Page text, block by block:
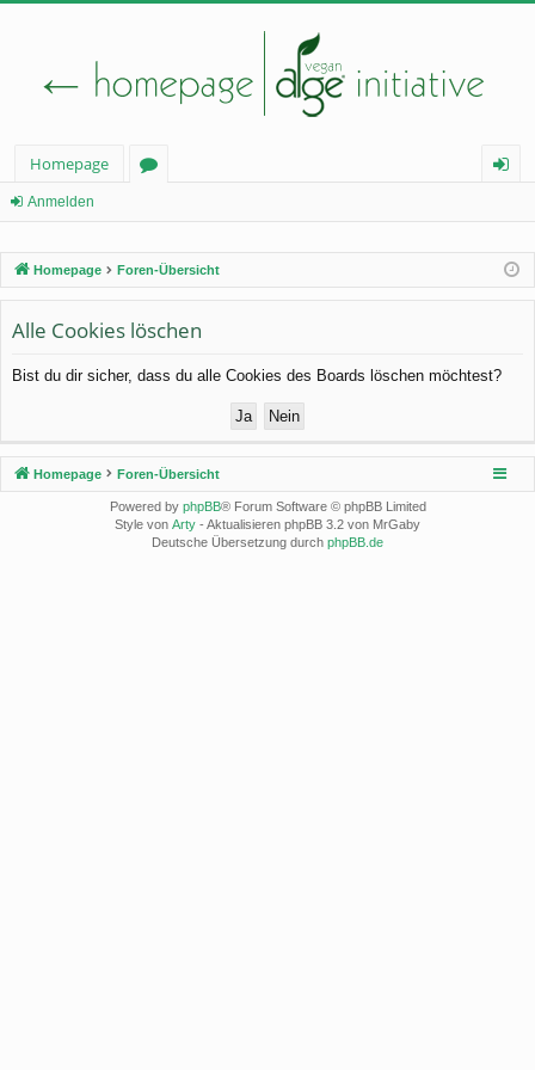
Homepage
el
Anmelden
Homepage Foren-Übersicht
Alle Cookies löschen
Bist du dir sicher, dass du alle Cookies des Boards löschen möchtest?
Homepage Foren-Übersicht
Powered by phpBB® Forum Software © phpBB Limited
Style von Arty - Aktualisieren phpBB 3.2 von MrGaby
Deutsche Übersetzung durch phpBB.de